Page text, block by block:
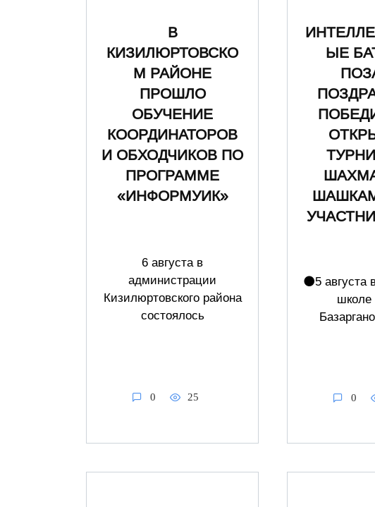
В
КИЗИЛЮРТОВСКО
М РАЙОНЕ
ПРОШЛО
ОБУЧЕНИЕ
КООРДИНАТОРОВ
И ОБХОДЧИКОВ ПО
ПРОГРАММЕ
«ИНФОРМУИК»
6 августа в
администрации
Кизилюртовского района
состоялось
0 25
ЫЕ
⚫️5 августа
школе
0